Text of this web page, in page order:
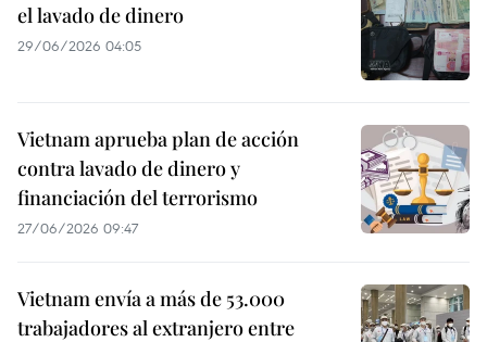
el lavado de dinero
29/06/2026 04:05
Vietnam aprueba plan de acción
contra lavado de dinero y
financiación del terrorismo
27/06/2026 09:47
Vietnam envía a más de 53.000
trabajadores al extranjero entre